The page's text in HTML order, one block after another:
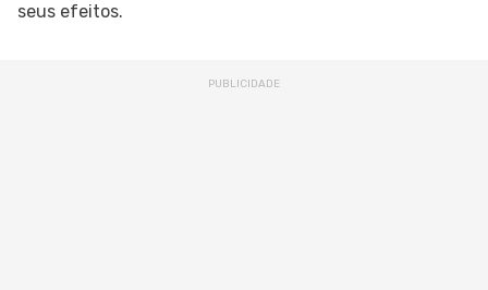
seus efeitos.